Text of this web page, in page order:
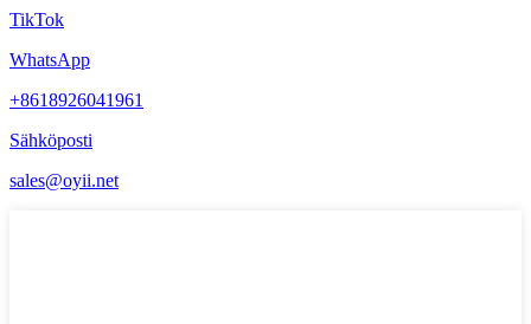
TikTok
WhatsApp
+8618926041961
Sähköposti
sales@oyii.net